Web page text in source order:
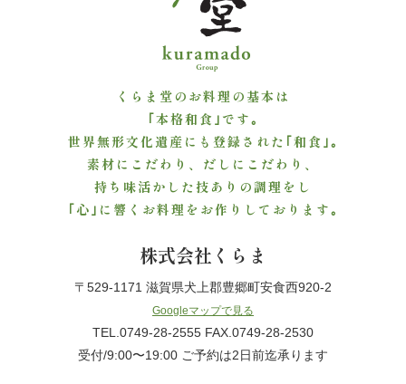
くらま堂のお料理の基本は
｢本格和食｣です｡
世界無形文化遺産にも登録された｢和食｣｡
素材にこだわり、だしにこだわり、
持ち味活かした技ありの調理をし
｢心｣に響くお料理をお作りしております｡
株式会社くらま
〒529-1171 滋賀県犬上郡豊郷町安食西920-2
Googleマップで見る
TEL.0749-28-2555 FAX.0749-28-2530
受付/9:00〜19:00 ご予約は2日前迄承ります